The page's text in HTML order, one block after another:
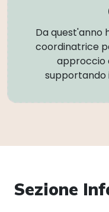
Da quest'anno
coordinatrice
approccio
supportando
Sezione